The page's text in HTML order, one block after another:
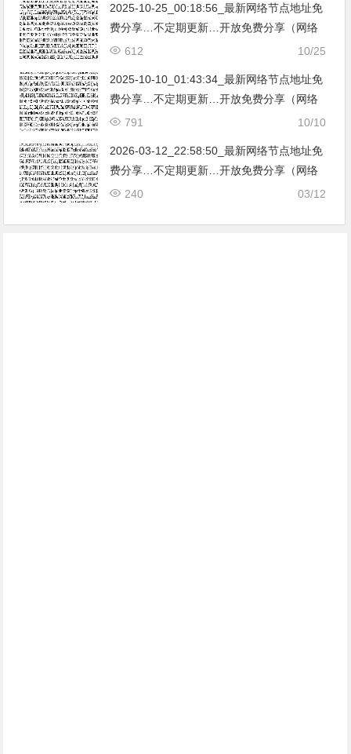
2025-10-25_00:18:56_最新网络节点地址免
费分享…不定期更新…开放免费分享（网络
免费节点香港|日本|韩国|新加坡|台湾|马来西
10/25
612
2025-10-10_01:43:34_最新网络节点地址免
费分享…不定期更新…开放免费分享（网络
免费节点香港|日本|韩国|新加坡|台湾|马来西
10/10
791
2026-03-12_22:58:50_最新网络节点地址免
费分享…不定期更新…开放免费分享（网络
免费节点香港|日本|韩国|新加坡|台湾|马来西
03/12
240